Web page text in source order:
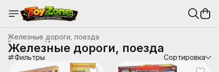
Железные дороги, поезда
Игрушки на радиоуправлении
Главная
Железные дороги, поезда
Фильтры Сортировка